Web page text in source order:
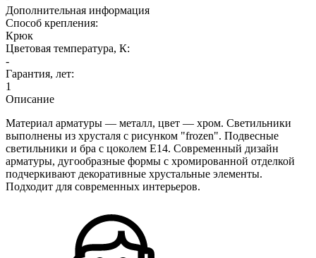
Дополнительная информация
Способ крепления:
Крюк
Цветовая температура, К:
-
Гарантия, лет:
1
Описание
Материал арматуры — металл, цвет — хром. Светильники
выполнены из хрусталя с рисунком "frozen". Подвесные
светильники и бра с цоколем E14. Современный дизайн
арматуры, дугообразные формы с хромированной отделкой
подчеркивают декоративные хрустальные элементы.
Подходит для современных интерьеров.